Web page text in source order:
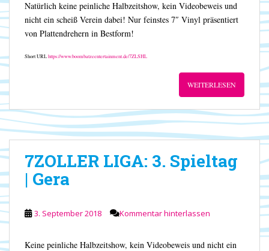
Natürlich keine peinliche Halbzeitshow, kein Videobeweis und
nicht ein scheiß Verein dabei! Nur feinstes 7″ Vinyl präsentiert
von Plattendrehern in Bestform!
Short URLhttps://www.boombatzeentertainment.de/7ZLSHL
WEITERLESEN
7ZOLLER LIGA: 3. Spieltag
| Gera
3. September 2018 Kommentar hinterlassen
Keine peinliche Halbzeitshow, kein Videobeweis und nicht ein